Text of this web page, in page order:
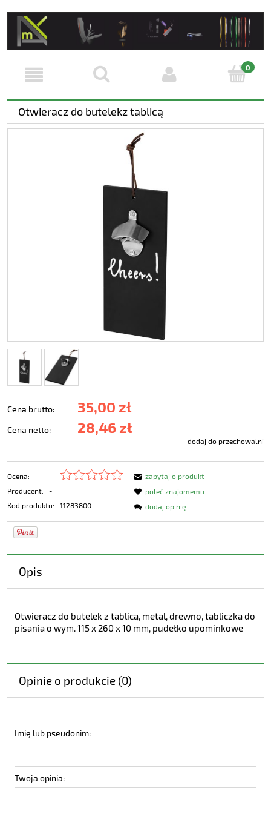
Otwieracz do butelekz tablicą
Cena brutto: 35,00 zł
Cena netto: 28,46 zł
dodaj do przechowalni
Ocena:
Producent:
-
Kod produktu:
11283800
zapytaj o produkt
poleć znajomemu
dodaj opinię
Opis
Otwieracz do butelek z tablicą, metal, drewno, tabliczka do
pisania o wym. 115 x 260 x 10 mm, pudełko upominkowe
Opinie o produkcie (0)
Imię lub pseudonim:
Twoja opinia: